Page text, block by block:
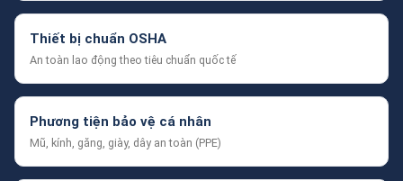
Thiết bị chuẩn OSHA
An toàn lao động theo tiêu chuẩn quốc tế
Phương tiện bảo vệ cá nhân
Mũ, kính, găng, giày, dây an toàn (PPE)